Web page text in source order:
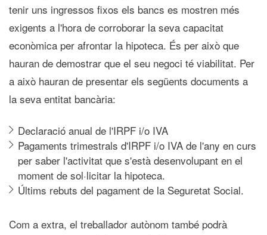
tenir uns ingressos fixos els bancs es mostren més
exigents a l'hora de corroborar la seva capacitat
econòmica per afrontar la hipoteca. És per això que
hauran de demostrar que el seu negoci té viabilitat. Per
a això hauran de presentar els següents documents a
la seva entitat bancària:
Declaració anual de l'IRPF i/o IVA
Pagaments trimestrals d'IRPF i/o IVA de l'any en curs
per saber l'activitat que s'està desenvolupant en el
moment de sol·licitar la hipoteca.
Últims rebuts del pagament de la Seguretat Social.
Com a extra, el treballador autònom també podrà